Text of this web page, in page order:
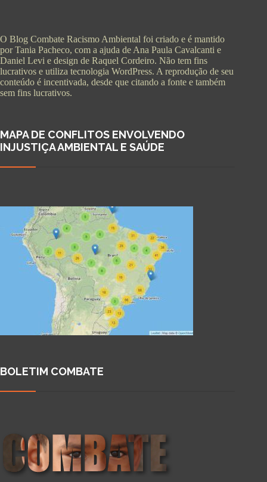
O Blog Combate Racismo Ambiental foi criado e é mantido
por Tania Pacheco, com a ajuda de Ana Paula Cavalcanti e
Daniel Levi e design de Raquel Cordeiro. Não tem fins
lucrativos e utiliza tecnologia WordPress. A reprodução de seu
conteúdo é incentivada, desde que citando a fonte e também
sem fins lucrativos.
MAPA DE CONFLITOS ENVOLVENDO
INJUSTIÇA AMBIENTAL E SAÚDE
BOLETIM COMBATE